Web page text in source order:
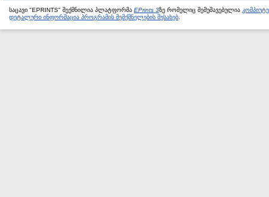
საცავი "EPRINTS" შექმნილია პლატფორმა EPrints 3ზე რომელიც შემუშავებულია
დეტალური ინფორმაცია პროგრამის შემქმნელების შესახებ